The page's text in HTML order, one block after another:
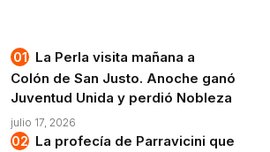
La Perla visita mañana a
Colón de San Justo. Anoche ganó
Juventud Unida y perdió Nobleza
julio 17, 2026
La profecía de Parravicini que